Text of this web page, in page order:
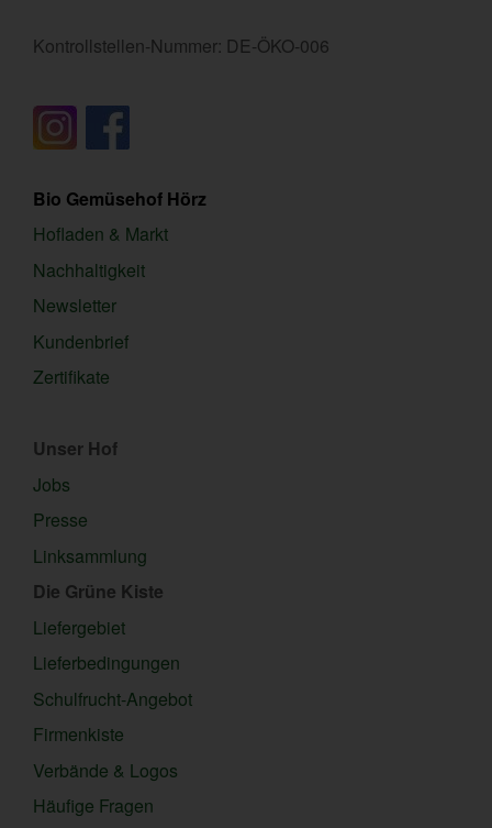
Kontrollstellen-Nummer: DE-ÖKO-006
Bio Gemüsehof Hörz
Hofladen & Markt
Nachhaltigkeit
Newsletter
Kundenbrief
Zertifikate
Unser Hof
Jobs
Presse
Linksammlung
Die Grüne Kiste
Liefergebiet
Lieferbedingungen
Schulfrucht-Angebot
Firmenkiste
Verbände & Logos
Häufige Fragen